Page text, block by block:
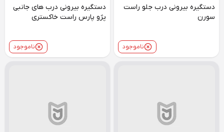
دستگیره بیرونی درب جلو راست
سورن
ناموجود
دستگیره بیرونی درب های جانبی
پژو پارس راست خاکستری
ناموجود